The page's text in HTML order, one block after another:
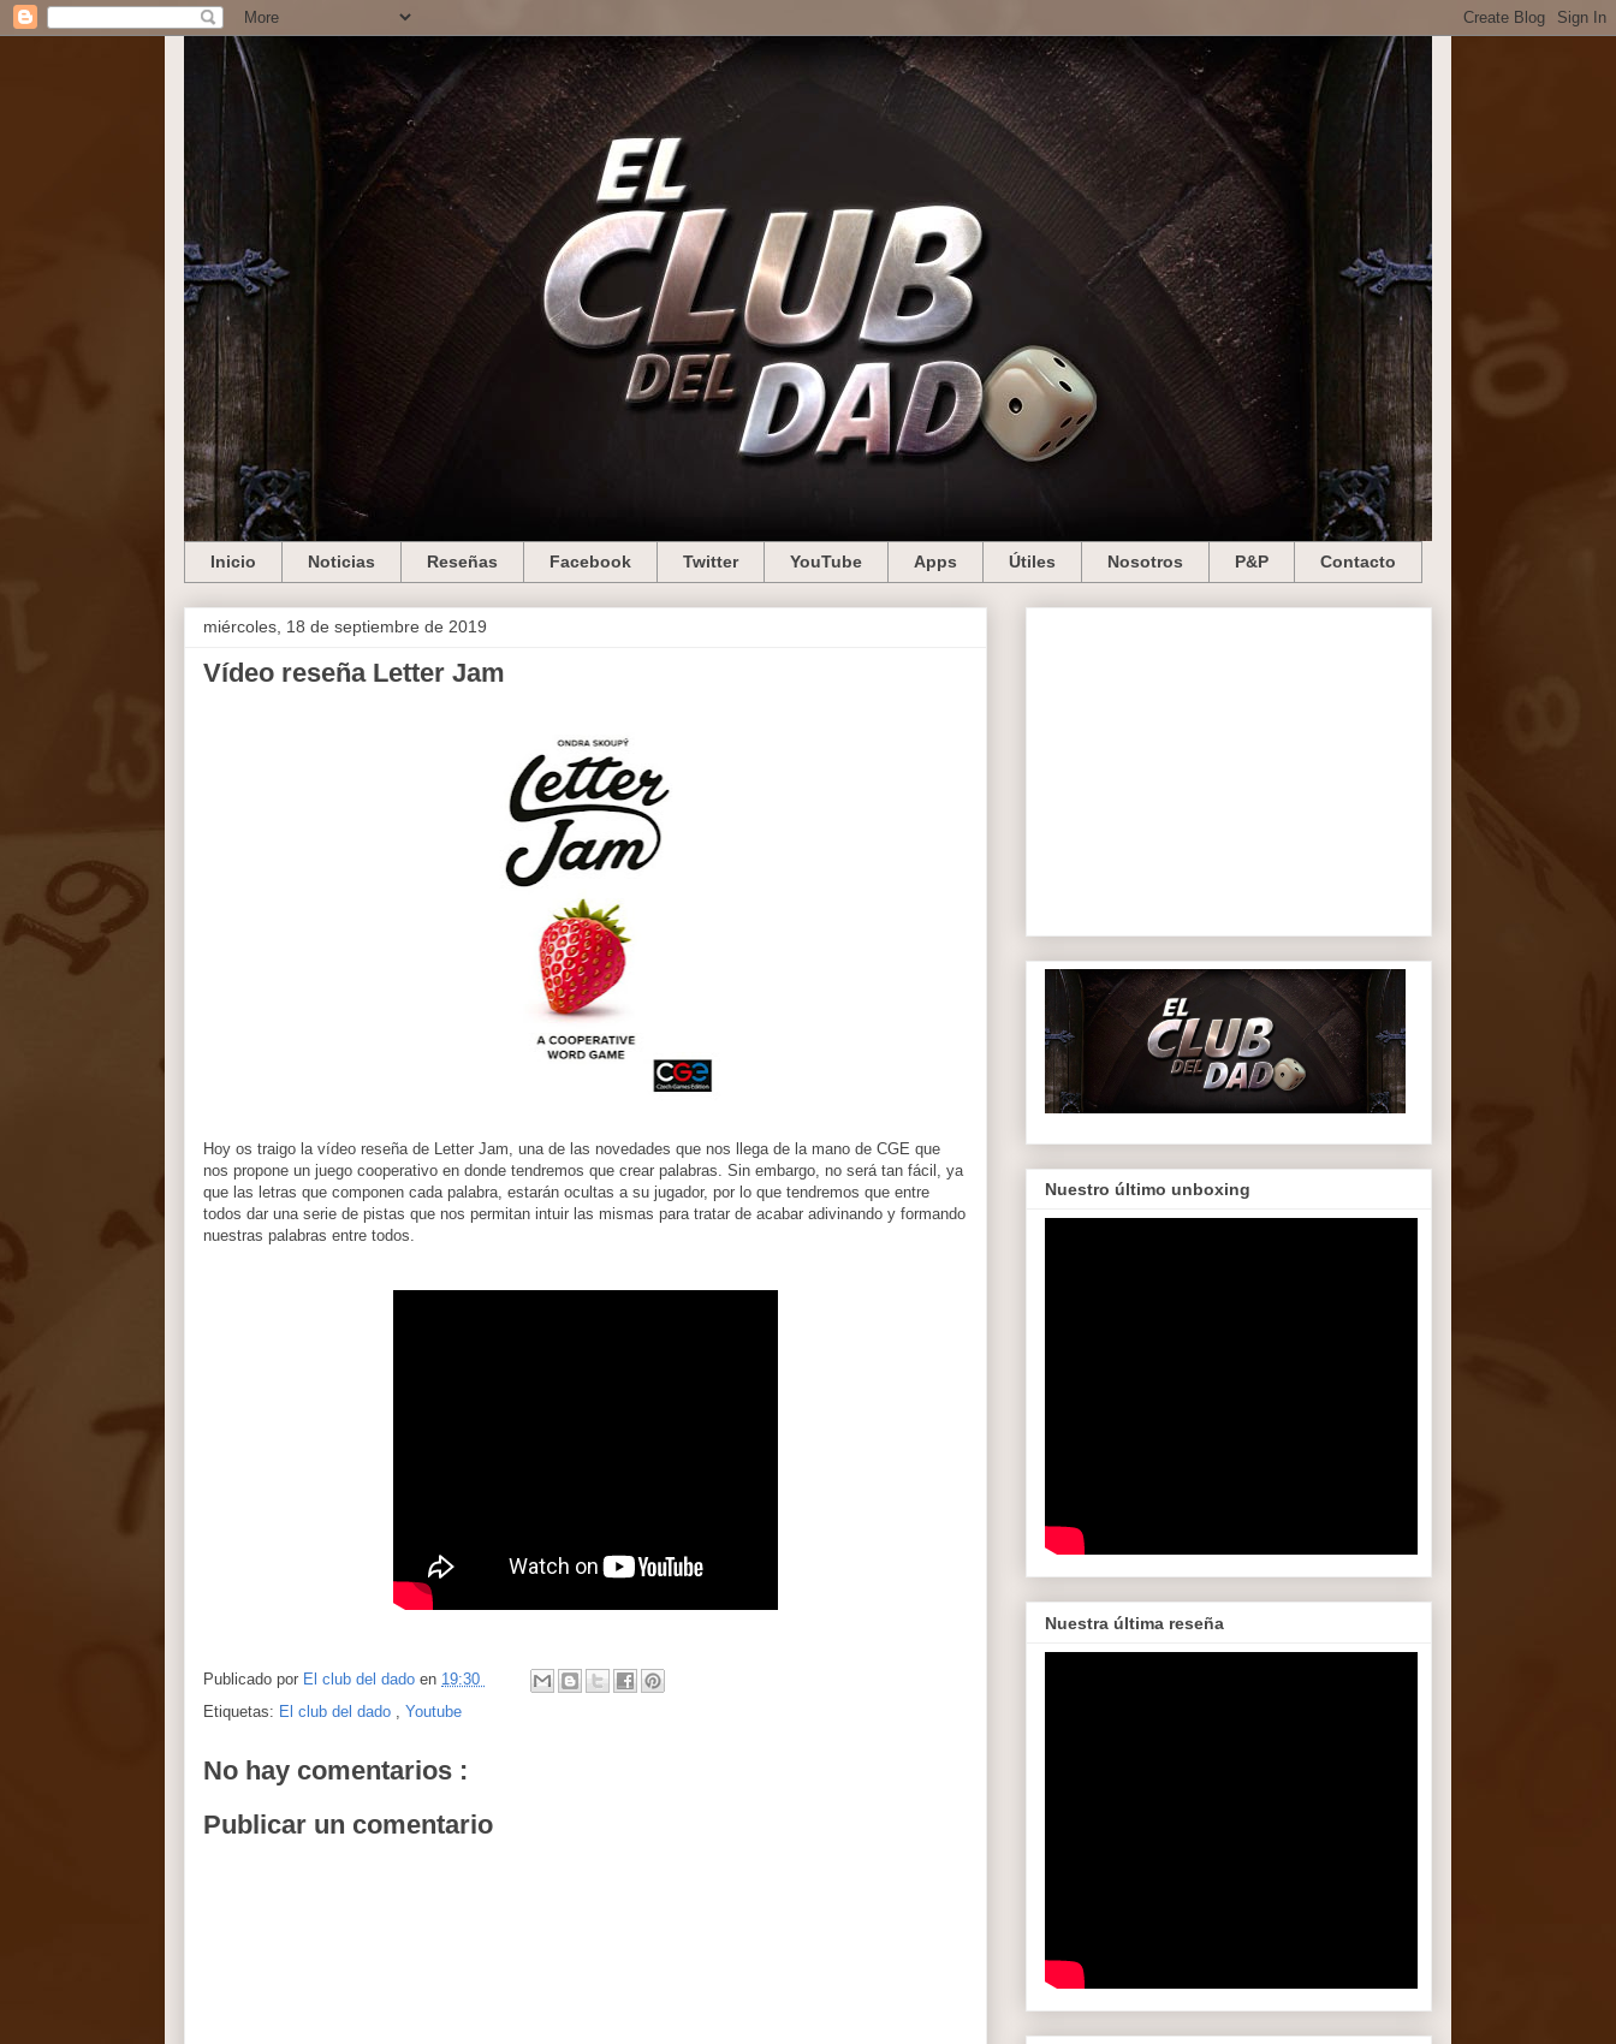
Inicio Noticias Reseñas Facebook Twitter YouTube Apps Útiles Nosotros P&P Contacto
miércoles, 18 de septiembre de 2019
Vídeo reseña Letter Jam
Hoy os traigo la vídeo reseña de Letter Jam, una de las novedades que nos llega de la mano de CGE que
nos propone un juego cooperativo en donde tendremos que crear palabras. Sin embargo, no será tan fácil, ya
que las letras que componen cada palabra, estarán ocultas a su jugador, por lo que tendremos que entre
todos dar una serie de pistas que nos permitan intuir las mismas para tratar de acabar adivinando y formando
nuestras palabras entre todos.
Publicado por El club del dado en 19:30
Etiquetas: El club del dado Youtube
No hay comentarios :
Publicar un comentario
Nuestro último unboxing
Nuestra última reseña